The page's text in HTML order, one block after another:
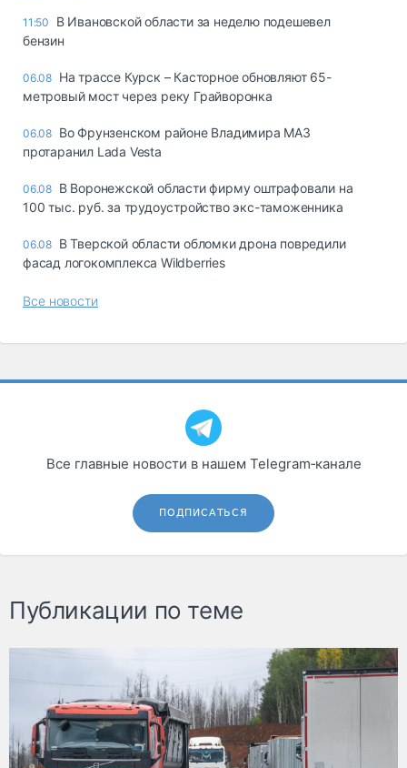
11:50
В Ивановской области за неделю подешевел
бензин
06.08 На трассе Курск – Касторное обновляют 65-
метровый мост через реку Грайворонка
06.08 Во Фрунзенском районе Владимира МАЗ
протаранил Lada Vesta
06.08 В Воронежской области фирму оштрафовали на
100 тыс. руб. за трудоустройство экс-таможенника
06.08 В Тверской области обломки дрона повредили
фасад логокомплекса Wildberries
Все новости
Все главные новости в нашем Telegram‑канале
ПОДПИСАТЬСЯ
Публикации по теме